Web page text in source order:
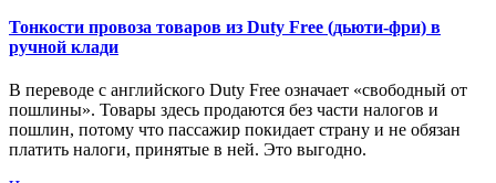
Тонкости провоза товаров из Duty Free (дьюти-фри) в
ручной клади
В переводе с английского Duty Free означает «свободный от
пошлины». Товары здесь продаются без части налогов и
пошлин, потому что пассажир покидает страну и не обязан
платить налоги, принятые в ней. Это выгодно.